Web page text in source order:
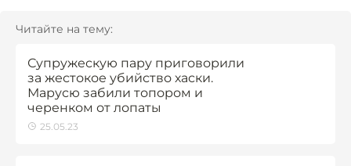
Читайте на тему:
Супружескую пару приговорили
за жестокое убийство хаски.
Марусю забили топором и
черенком от лопаты
25.05.23